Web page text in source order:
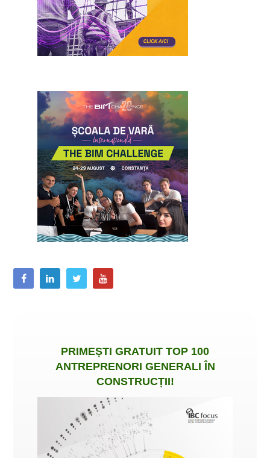
PRIMEȘTI GRATUIT TOP 100
ANTREPRENORI GENERALI ÎN
CONSTRUCȚII!